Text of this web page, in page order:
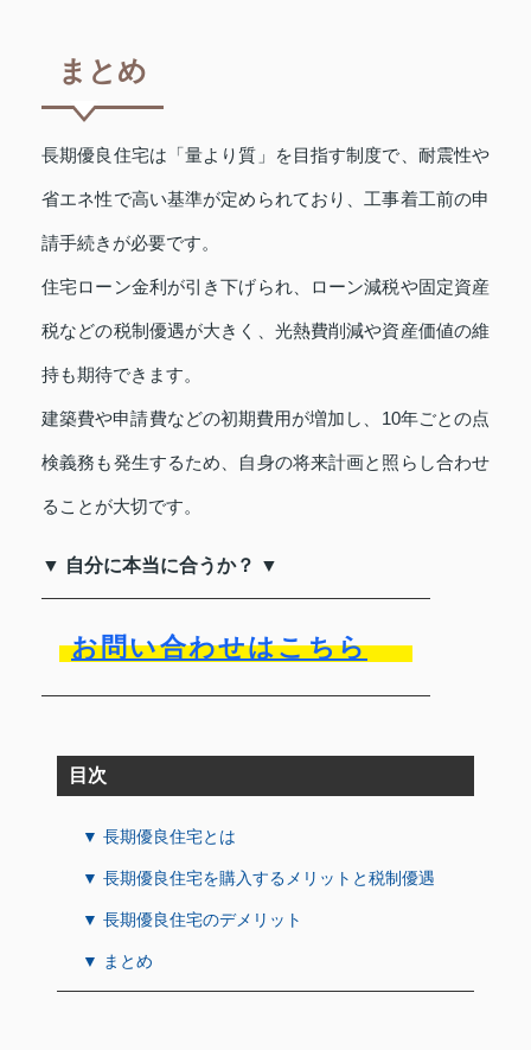
まとめ
長期優良住宅は「量より質」を目指す制度で、耐震性や
省エネ性で高い基準が定められており、工事着工前の申
請手続きが必要です。
住宅ローン金利が引き下げられ、ローン減税や固定資産
税などの税制優遇が大きく、光熱費削減や資産価値の維
持も期待できます。
建築費や申請費などの初期費用が増加し、10年ごとの点
検義務も発生するため、自身の将来計画と照らし合わせ
ることが大切です。
▼ 自分に本当に合うか？ ▼
お問い合わせはこちら
目次
▼ 長期優良住宅とは
▼ 長期優良住宅を購入するメリットと税制優遇
▼ 長期優良住宅のデメリット
▼ まとめ